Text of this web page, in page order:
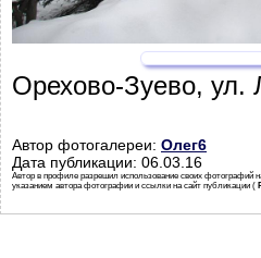
Орехово-Зуево, ул.
Автор фотогалереи: Олег6
Дата публикации: 06.03.16
Автор в профиле разрешил использование своих фотографий
указанием автора фотографии и ссылки на сайт публикации (